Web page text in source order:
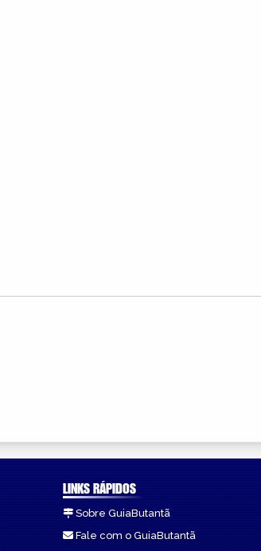
LINKS RÁPIDOS
Sobre GuiaButantã
Fale com o GuiaButantã